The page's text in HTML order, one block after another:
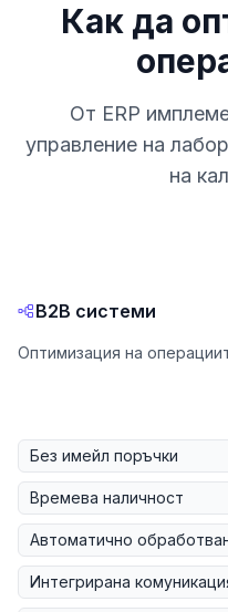
Как да
От ERP
управление на
на
B2B системи
Оптимизация на
Без имейл поръчки
Времева наличност
Автоматично
Интегрирана